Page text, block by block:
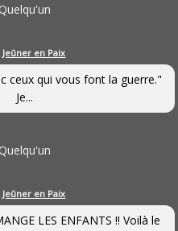
Quelqu'un
Jeûner en Paix
ceux qui vous font la guerre."
Je...
Quelqu'un
Jeûner en Paix
LES ENFANTS !! Voilà le